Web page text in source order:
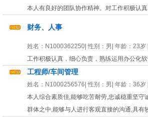
本人有良好的团队协作精神。对工作积极认
财务、人事
姓名： N1000362250 | 性别： 男 | 年龄： 23岁
工作积极认真，细心负责，熟练运用办公化
工程师/车间管理
姓名： N1000256576 | 性别： 男 | 年龄： 36岁
本人综合素质佳,能够吃苦耐劳,忠诚稳重坚
群体之中,能够与人进行客观直接的沟通,具